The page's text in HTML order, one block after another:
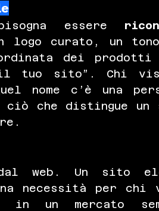
essere
logo curato, un
dei prodotti
tuo sito”. Chi
nome c’è una
ciò che distingue un
web. Un sito
necessità per chi
in un mercato